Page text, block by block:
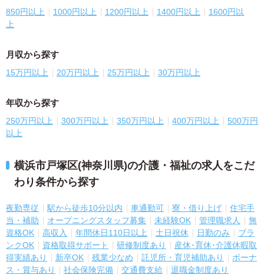
850円以上 1000円以上 1200円以上 1400円以上
1600円以
上
月収から探す
15万円以上 20万円以上 25万円以上 30万円以上
年収から探す
250万円以上 300万円以上 350万円以上 400万円以上
500万円
以上
横浜市戸塚区(神奈川県)の介護・福祉の求人をこだ
わり条件から探す
夜勤専従 駅から徒歩10分以内 車通勤可 寮・借り上げ
住宅手
当・補助
オープニングスタッフ募集 未経験OK 管理職求人
無
資格OK
高収入 年間休日110日以上 土日祝休 日勤のみ
ブラ
ンクOK
資格取得サポート 研修制度あり
産休･育休･介護休暇取
得実績あり
新卒OK 残業少なめ 託児所・育児補助あり
ボーナ
ス・賞与あり
社会保険完備 交通費支給 退職金制度あり